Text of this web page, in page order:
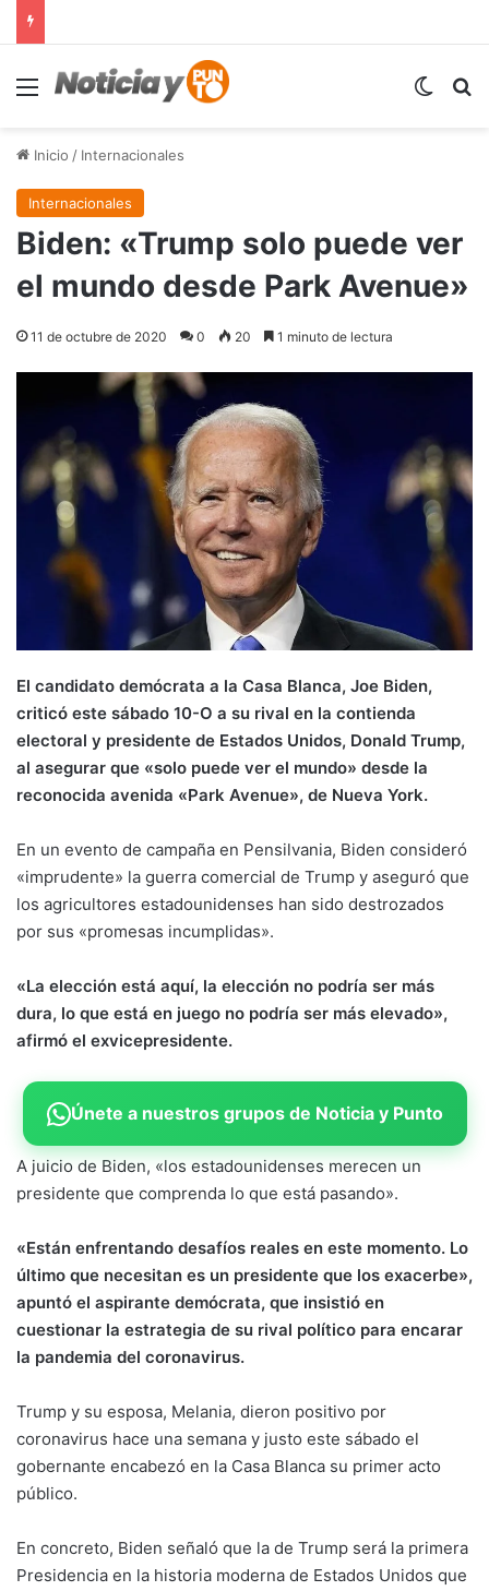
Menú
Inicio / Internacionales
Internacionales
Biden: «Trump solo puede ver
el mundo desde Park Avenue»
11 de octubre de 2020 0 20 1 minuto de lectura
El candidato demócrata a la Casa Blanca, Joe Biden,
criticó este sábado 10-O a su rival en la contienda
electoral y presidente de Estados Unidos, Donald Trump,
al asegurar que «solo puede ver el mundo» desde la
reconocida avenida «Park Avenue», de Nueva York.
En un evento de campaña en Pensilvania, Biden consideró
«imprudente» la guerra comercial de Trump y aseguró que
los agricultores estadounidenses han sido destrozados
por sus «promesas incumplidas».
«La elección está aquí, la elección no podría ser más
dura, lo que está en juego no podría ser más elevado»,
afirmó el exvicepresidente.
Únete a nuestros grupos de Noticia y Punto
A juicio de Biden, «los estadounidenses merecen un
presidente que comprenda lo que está pasando».
«Están enfrentando desafíos reales en este momento. Lo
último que necesitan es un presidente que los exacerbe»,
apuntó el aspirante demócrata, que insistió en
cuestionar la estrategia de su rival político para encarar
la pandemia del coronavirus.
Trump y su esposa, Melania, dieron positivo por
coronavirus hace una semana y justo este sábado el
gobernante encabezó en la Casa Blanca su primer acto
público.
En concreto, Biden señaló que la de Trump será la primera
Presidencia en la historia moderna de Estados Unidos que